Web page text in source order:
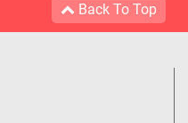
Back To Top